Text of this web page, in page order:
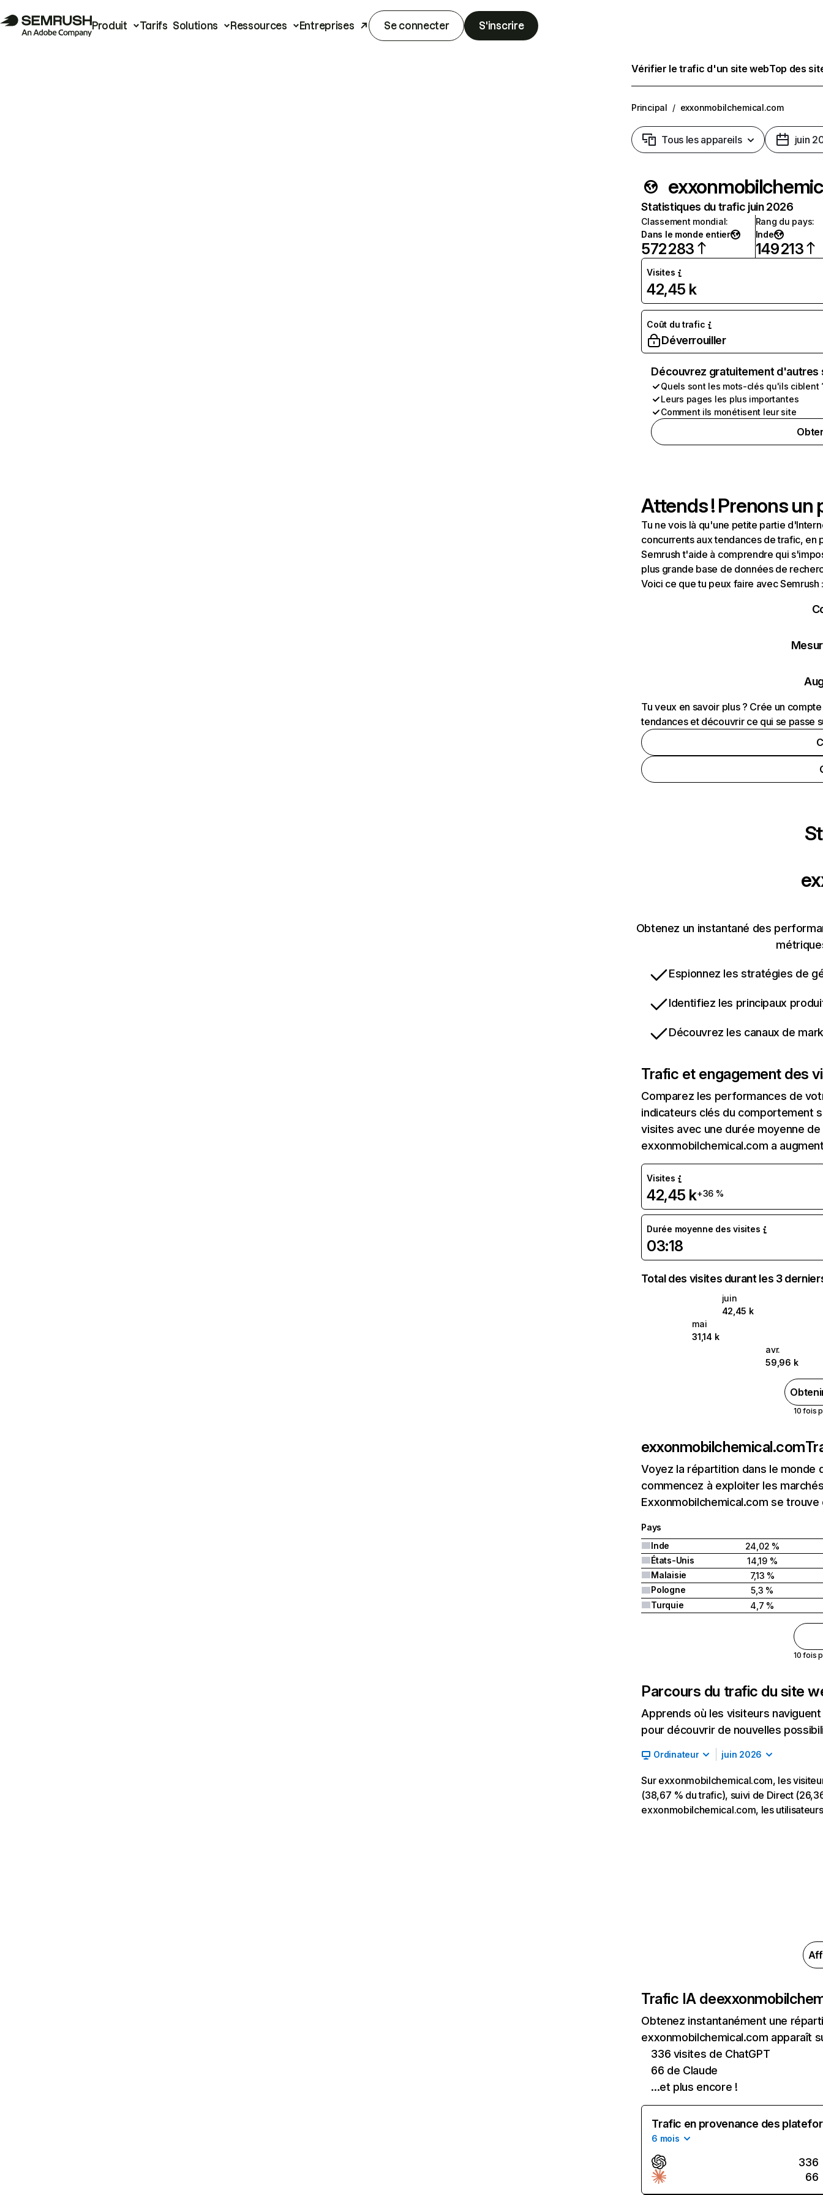
Produit Tarifs Solutions Ressources Entreprises Se connecter S'inscrire
Vérifier le trafic d'un site webTop des
Principal / exxonmobilchemical.com
Tous les appareils juin
Statistiques du trafic juin 2026
Classement mondial:
Dans le monde entier
572 283
Rang du pays:
Inde
149 213
Visites
42,45 k
Coût du trafic
Déverrouiller
Découvrez gratuitement
Quels sont les mots-clés qu'ils ciblent
Leurs pages les plus importantes
Comment ils monétisent leur site
Attends ! Prenons un
Tu ne vois là qu'une petite partie
concurrents aux tendances de trafic, en
Semrush t'aide à comprendre qui
plus grande base de données de
Voici ce que tu peux faire avec Semrush
Tu veux en savoir plus ? Crée un
tendances et découvrir ce qui se passe
Obtenez un instantané des
Espionnez les stratégies de
Identifiez les principaux
Découvrez les canaux de
Trafic et engagement des
Comparez les performances de
indicateurs clés du comportement
visites avec une durée moyenne
exxonmobilchemical.com a
Visites
42,45 k+36 %
Durée moyenne des visites
03:18
Total des visites durant les 3
juin
42,45 k
mai
31,14 k
avr.
59,96 k
10 fois
exxonmobilchemical.com
Voyez la répartition dans le
commencez à exploiter les
Exxonmobilchemical.com se
Pays
Inde
24,02 %
États-Unis
14,19 %
Malaisie
7,13 %
Pologne
5,3 %
Turquie
4,7 %
10 fois
Parcours du trafic du site
Apprends où les visiteurs
pour découvrir de nouvelles
Ordinateur juin 2026
Sur exxonmobilchemical.com, les
(38,67 % du trafic), suivi de Direct
exxonmobilchemical.com, les
Trafic IA de
Obtenez instantanément une
exxonmobilchemical.com apparaît
336 visites de ChatGPT
66 de Claude
...et plus encore !
Trafic en provenance des
6 mois
336
66